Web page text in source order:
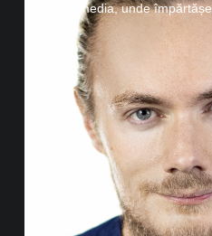
social media, unde